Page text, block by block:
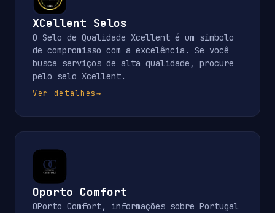
XCellent Selos
O Selo de Qualidade Xcellent é um símbolo
de compromisso com a excelência. Se você
busca serviços de alta qualidade, procure
pelo selo Xcellent.
Ver detalhes→
Oporto Comfort
OPorto Comfort, informações sobre Portugal